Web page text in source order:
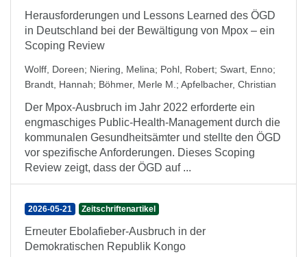
Herausforderungen und Lessons Learned des ÖGD
in Deutschland bei der Bewältigung von Mpox – ein
Scoping Review
Wolff, Doreen; Niering, Melina; Pohl, Robert; Swart, Enno;
Brandt, Hannah; Böhmer, Merle M. ; Apfelbacher, Christian
Der Mpox-Ausbruch im Jahr 2022 erforderte ein
engmaschiges Public-Health-Management durch die
kommunalen Gesundheitsämter und stellte den ÖGD
vor spezifische Anforderungen. Dieses Scoping
Review zeigt, dass der ÖGD auf ...
2026-05-21 Zeitschriftenartikel
Erneuter Ebolafieber-Ausbruch in der
Demokratischen Republik Kongo